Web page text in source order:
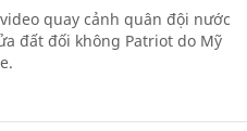
quay cảnh quân đội nước
đất đối không Patriot do Mỹ